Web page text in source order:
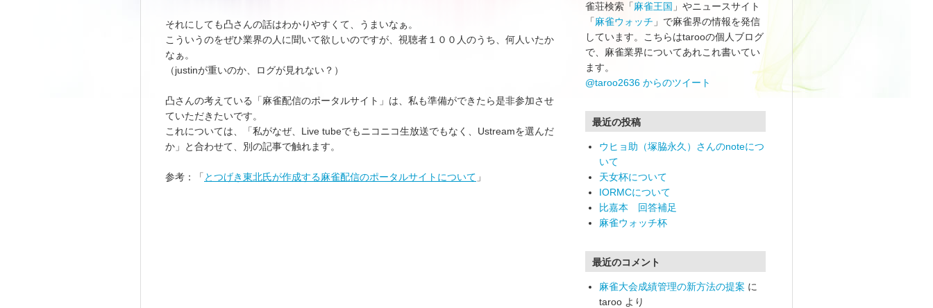
それにしても凸さんの話はわかりやすくて、うまいなぁ。
こういうのをぜひ業界の人に聞いて欲しいのですが、視聴者１００人のうち、何人いたか
なぁ。
（justinが重いのか、ログが見れない？）
凸さんの考えている「麻雀配信のポータルサイト」は、私も準備ができたら是非参加させ
ていただきたいです。
これについては、「私がなぜ、Live tubeでもニコニコ生放送でもなく、Ustreamを選んだ
か」と合わせて、別の記事で触れます。
参考：「 とつげき東北氏が作成する麻雀配信のポータルサイトについて 」
雀荘検索「麻雀王国 」やニュースサイト
「麻雀ウォッチ 」で麻雀界の情報を発信
しています。こちらはtarooの個人ブログ
で、麻雀業界についてあれこれ書いてい
ます。
@taroo2636 からのツイート
最近の投稿
ウヒョ助（塚脇永久）さんのnoteにつ
いて
天女杯について
IORMCについて
比嘉本 回答補足
麻雀ウォッチ杯
最近のコメント
麻雀大会成績管理の新方法の提案 に
taroo より